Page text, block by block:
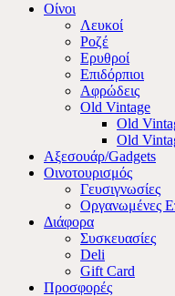
Οίνοι
Λευκοί
Ροζέ
Ερυθροί
Επιδόρπιοι
Αφρώδεις
Old Vintage
Old
Old
Αξεσουάρ/Gadgets
Οινοτουρισμός
Γευσιγνωσίες
Οργανωμένες
Διάφορα
Συσκευασίες
Deli
Gift Card
Προσφορές